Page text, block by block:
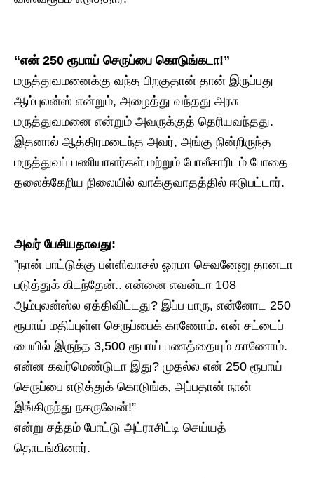
“என் 250 ரூபாய் செருப்பை கொடுங்கடா!”
​மருத்துவமனைக்கு வந்த பிறகுதான் தான் இருப்பது
ஆம்புலன்ஸ் என்றும், அழைத்து வந்தது அரசு
மருத்துவமனை என்றும் அவருக்குத் தெரியவந்தது.
இதனால் ஆத்திரமடைந்த அவர், அங்கு நின்றிருந்த
மருத்துவப் பணியாளர்கள் மற்றும் போலீசாரிடம் போதை
தலைக்கேறிய நிலையில் வாக்குவாதத்தில் ஈடுபட்டார்.
அவர் பேசியதாவது:
​”நான் பாட்டுக்கு பள்ளிவாசல் ஓரமா செவனேனு தானடா
படுத்துக் கிடந்தேன்.. என்னை எவன்டா 108
ஆம்புலன்ஸ்ல ஏத்திவிட்டது? இப்ப பாரு, என்னோட 250
ரூபாய் மதிப்புள்ள செருப்பைக் காணோம். என் சட்டைப்
பையில் இருந்த 3,500 ரூபாய் பணத்தையும் காணோம்.
என்ன கவர்மெண்டுடா இது? முதல்ல என் 250 ரூபாய்
செருப்பை எடுத்துக் கொடுங்க, அப்பதான் நான்
இங்கிருந்து நகருவேன்!”
​என்று சத்தம் போட்டு அட்ராசிட்டி செய்யத்
தொடங்கினார்.